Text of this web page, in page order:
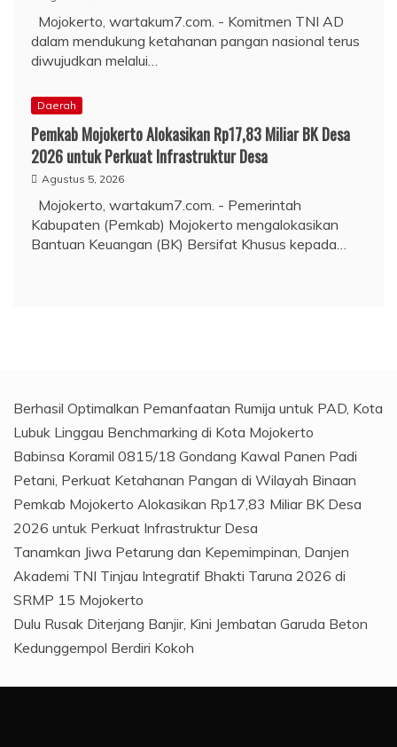
Mojokerto, wartakum7.com. - Komitmen TNI AD
dalam mendukung ketahanan pangan nasional terus
diwujudkan melalui…
Daerah
Pemkab Mojokerto Alokasikan Rp17,83 Miliar BK Desa
2026 untuk Perkuat Infrastruktur Desa
Agustus 5, 2026
Mojokerto, wartakum7.com. - Pemerintah
Kabupaten (Pemkab) Mojokerto mengalokasikan
Bantuan Keuangan (BK) Bersifat Khusus kepada…
Berhasil Optimalkan Pemanfaatan Rumija untuk PAD, Kota
Lubuk Linggau Benchmarking di Kota Mojokerto
Babinsa Koramil 0815/18 Gondang Kawal Panen Padi
Petani, Perkuat Ketahanan Pangan di Wilayah Binaan
Pemkab Mojokerto Alokasikan Rp17,83 Miliar BK Desa
2026 untuk Perkuat Infrastruktur Desa
Tanamkan Jiwa Petarung dan Kepemimpinan, Danjen
Akademi TNI Tinjau Integratif Bhakti Taruna 2026 di
SRMP 15 Mojokerto
Dulu Rusak Diterjang Banjir, Kini Jembatan Garuda Beton
Kedunggempol Berdiri Kokoh